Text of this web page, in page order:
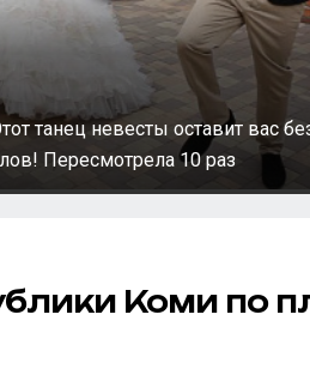
танец невесты оставит вас
Пересмотрела 10 раз
Коми по